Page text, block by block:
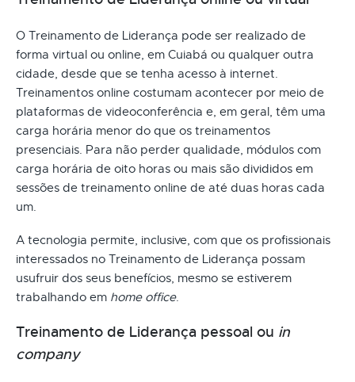
O Treinamento de Liderança pode ser realizado de
forma virtual ou online, em Cuiabá ou qualquer outra
cidade, desde que se tenha acesso à internet.
Treinamentos online costumam acontecer por meio de
plataformas de videoconferência e, em geral, têm uma
carga horária menor do que os treinamentos
presenciais. Para não perder qualidade, módulos com
carga horária de oito horas ou mais são divididos em
sessões de treinamento online de até duas horas cada
um.
A tecnologia permite, inclusive, com que os profissionais
interessados no Treinamento de Liderança possam
usufruir dos seus benefícios, mesmo se estiverem
trabalhando em home office.
Treinamento de Liderança pessoal ou in
company